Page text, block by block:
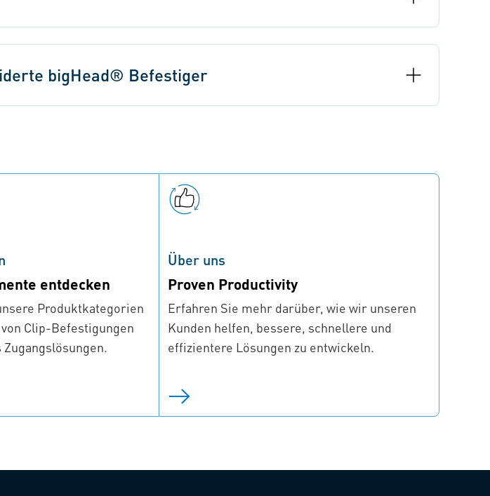
bigHead® Befestiger
entdecken
Produktkategorien
Clip-Befestigungen
Über uns
Proven Productivity
Erfahren Sie mehr darüber, wie wir unseren
Kunden helfen, bessere, schnellere und
effizientere Lösungen zu entwickeln.